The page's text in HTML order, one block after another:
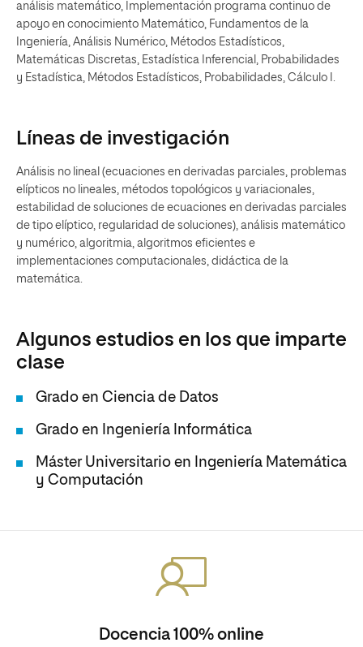
análisis matemático, Implementación programa continuo de
apoyo en conocimiento Matemático, Fundamentos de la
Ingeniería, Análisis Numérico, Métodos Estadísticos,
Matemáticas Discretas, Estadística Inferencial, Probabilidades
y Estadística, Métodos Estadísticos, Probabilidades, Cálculo I.
Líneas de investigación
Análisis no lineal (ecuaciones en derivadas parciales, problemas
elípticos no lineales, métodos topológicos y variacionales,
estabilidad de soluciones de ecuaciones en derivadas parciales
de tipo elíptico, regularidad de soluciones), análisis matemático
y numérico, algoritmia, algoritmos eficientes e
implementaciones computacionales, didáctica de la
matemática.
Algunos estudios en los que imparte
clase
Grado en Ciencia de Datos
Grado en Ingeniería Informática
Máster Universitario en Ingeniería Matemática
y Computación
Docencia 100% online